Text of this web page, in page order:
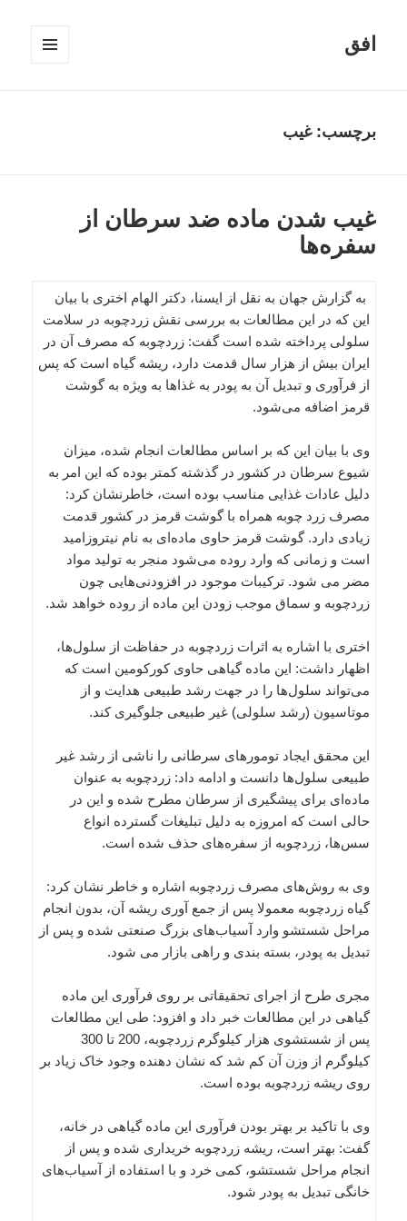
افق
برچسب:غیب
غیب شدن ماده ضد سرطان از
سفره‌ها
به گزارش جهان به نقل از ایسنا، دکتر الهام اختری با بیان
این که در این مطالعات به بررسی نقش زردچوبه در سلامت
سلولی پرداخته شده است گفت: زردچوبه که مصرف آن در
ایران بیش از هزار سال قدمت دارد، ریشه گیاه است که پس
از فرآوری و تبدیل آن به پودر به غذاها به ویژه به گوشت
قرمز اضافه می‌شود.
وی با بیان این که بر اساس مطالعات انجام شده، میزان
شیوع سرطان در کشور در گذشته کمتر بوده که این امر به
دلیل عادات غذایی مناسب بوده است، خاطرنشان کرد:
مصرف زرد چوبه همراه با گوشت قرمز در کشور قدمت
زیادی دارد. گوشت قرمز حاوی ماده‌ای به نام نیتروزامید
است و زمانی که وارد روده می‌شود منجر به تولید مواد
مضر می شود. ترکیبات موجود در افزودنی‌هایی چون
زردچوبه و سماق موجب زودن این ماده از روده خواهد شد.
اختری با اشاره به اثرات زردچوبه در حفاظت از سلول‌ها،
اظهار داشت: این ماده گیاهی حاوی کورکومین است که
می‌تواند سلول‌ها را در جهت رشد طبیعی هدایت و از
موتاسیون‌ (رشد سلولی) غیر طبیعی جلوگیری کند.
این محقق ایجاد تومورهای سرطانی را ناشی از رشد غیر
طبیعی سلول‌ها دانست و ادامه داد: زردچوبه به عنوان
ماده‌ای برای پیشگیری از سرطان مطرح شده و این در
حالی است که امروزه به دلیل تبلیغات گسترده انواع
سس‌ها، زردچوبه از سفره‌های حذف شده است.
وی به روش‌های مصرف زردچوبه اشاره و خاطر نشان کرد:
گیاه زردچوبه معمولا پس از جمع آوری ریشه آن، بدون انجام
مراحل شستشو وارد آسیاب‌های بزرگ صنعتی شده و پس از
تبدیل به پودر، بسته بندی و راهی بازار می شود.
مجری طرح از اجرای تحقیقاتی بر روی فرآوری این ماده
گیاهی در این مطالعات خبر داد و افزود: طی این مطالعات
پس از شستشوی هزار کیلوگرم زردچوبه، 200 تا 300
کیلوگرم از وزن آن کم شد که نشان دهنده وجود خاک زیاد بر
روی ریشه زردچوبه بوده است.
وی با تاکید بر بهتر بودن فرآوری این ماده گیاهی در خانه،
گفت: بهتر است، ریشه زردچوبه خریداری شده و پس از
انجام مراحل شستشو، کمی خرد و با استفاده از آسیاب‌‎های
خانگی تبدیل به پودر شود.